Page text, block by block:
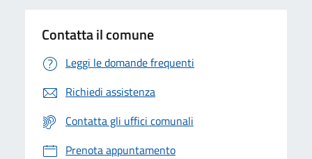
Contatta il comune
Leggi le domande frequenti
Richiedi assistenza
Contatta gli uffici comunali
Prenota appuntamento